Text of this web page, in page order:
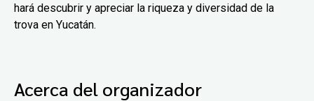
hará descubrir y apreciar la riqueza y diversidad de la
trova en Yucatán.
Acerca del organizador